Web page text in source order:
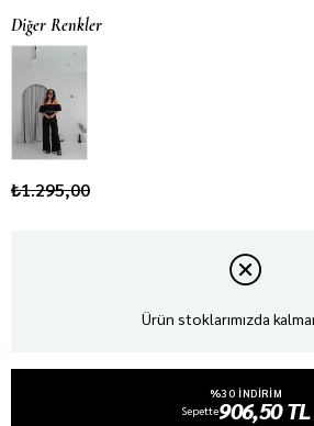
Diğer Renkler
₺1.295,00
Ürün stoklarımızda
%30 INDIRIM
Sepette906,50 TL